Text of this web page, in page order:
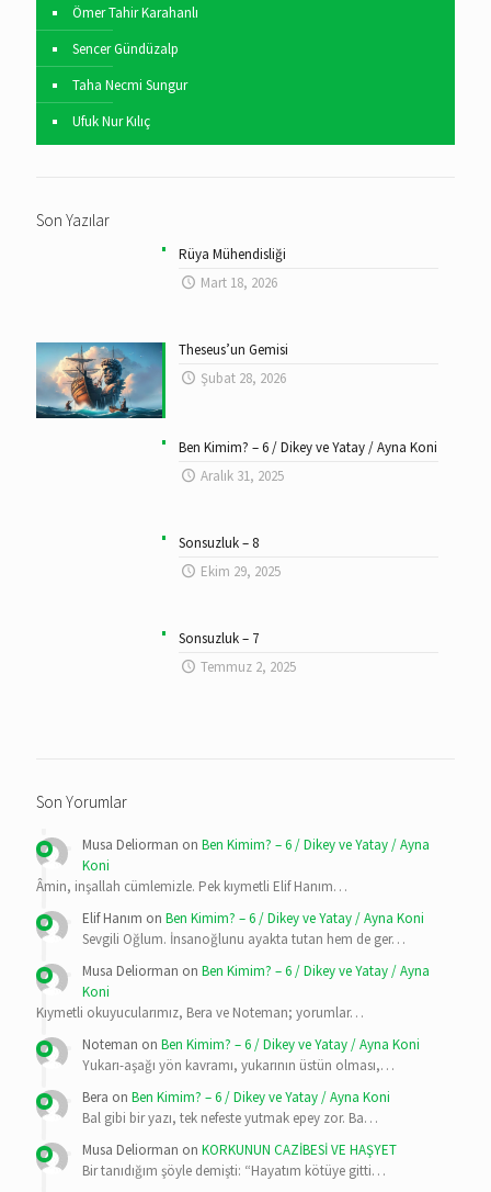
Ömer Tahir Karahanlı
Sencer Gündüzalp
Taha Necmi Sungur
Ufuk Nur Kılıç
Son Yazılar
Rüya Mühendisliği
Mart 18, 2026
Theseus’un Gemisi
Şubat 28, 2026
Ben Kimim? – 6 / Dikey ve Yatay / Ayna Koni
Aralık 31, 2025
Sonsuzluk – 8
Ekim 29, 2025
Sonsuzluk – 7
Temmuz 2, 2025
Son Yorumlar
Musa Deliorman on Ben Kimim? – 6 / Dikey ve Yatay / Ayna
Koni
Âmin, inşallah cümlemizle. Pek kıymetli Elif Hanım…
Elif Hanım on Ben Kimim? – 6 / Dikey ve Yatay / Ayna Koni
Sevgili Oğlum. İnsanoğlunu ayakta tutan hem de ger…
Musa Deliorman on Ben Kimim? – 6 / Dikey ve Yatay / Ayna
Koni
Kıymetli okuyucularımız, Bera ve Noteman; yorumlar…
Noteman on Ben Kimim? – 6 / Dikey ve Yatay / Ayna Koni
Yukarı-aşağı yön kavramı, yukarının üstün olması,…
Bera on Ben Kimim? – 6 / Dikey ve Yatay / Ayna Koni
Bal gibi bir yazı, tek nefeste yutmak epey zor. Ba…
Musa Deliorman on KORKUNUN CAZİBESİ VE HAŞYET
Bir tanıdığım şöyle demişti: “Hayatım kötüye gitti…